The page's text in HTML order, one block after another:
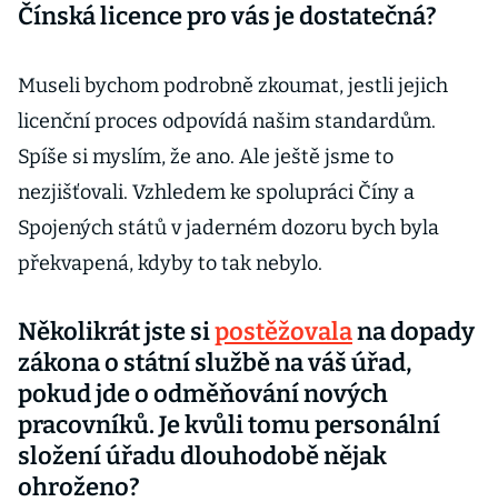
Čínská licence pro vás je dostatečná?
Museli bychom podrobně zkoumat, jestli jejich
licenční proces odpovídá našim standardům.
Spíše si myslím, že ano. Ale ještě jsme to
nezjišťovali. Vzhledem ke spolupráci Číny a
Spojených států v jaderném dozoru bych byla
překvapená, kdyby to tak nebylo.
Několikrát jste sipostěžovalana dopady
zákona o státní službě na váš úřad,
pokud jde o odměňování nových
pracovníků. Je kvůli tomu personální
složení úřadu dlouhodobě nějak
ohroženo?